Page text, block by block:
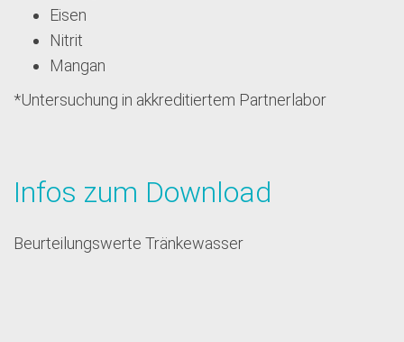
Eisen
Nitrit
Mangan
*Untersuchung in akkreditiertem Partnerlabor
Infos zum Download
Beurteilungswerte Tränkewasser